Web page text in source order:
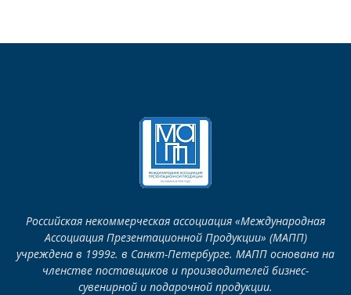
Российская некоммерческая ассоциация «Международная
Ассоциация Презентационной Продукции» (МАПП)
учреждена в 1999г. в Санкт-Петербурге. МАПП основана на
членстве поставщиков и производителей бизнес-
сувенирной и подарочной продукции.